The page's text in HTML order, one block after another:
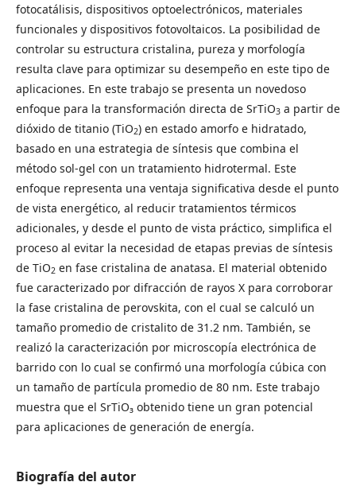
fotocatálisis, dispositivos optoelectrónicos, materiales
funcionales y dispositivos fotovoltaicos. La posibilidad de
controlar su estructura cristalina, pureza y morfología
resulta clave para optimizar su desempeño en este tipo de
aplicaciones. En este trabajo se presenta un novedoso
enfoque para la transformación directa de SrTiO3 a partir de
dióxido de titanio (TiO2) en estado amorfo e hidratado,
basado en una estrategia de síntesis que combina el
método sol-gel con un tratamiento hidrotermal. Este
enfoque representa una ventaja significativa desde el punto
de vista energético, al reducir tratamientos térmicos
adicionales, y desde el punto de vista práctico, simplifica el
proceso al evitar la necesidad de etapas previas de síntesis
de TiO2 en fase cristalina de anatasa. El material obtenido
fue caracterizado por difracción de rayos X para corroborar
la fase cristalina de perovskita, con el cual se calculó un
tamaño promedio de cristalito de 31.2 nm. También, se
realizó la caracterización por microscopía electrónica de
barrido con lo cual se confirmó una morfología cúbica con
un tamaño de partícula promedio de 80 nm. Este trabajo
muestra que el SrTiO₃ obtenido tiene un gran potencial
para aplicaciones de generación de energía.
Biografía del autor